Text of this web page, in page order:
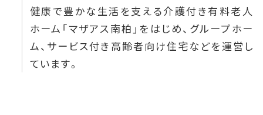
健康で豊かな生活を支える介護付き有料老人
ホーム「マザアス南柏」をはじめ、グループホー
ム、サービス付き高齢者向け住宅などを運営し
ています。